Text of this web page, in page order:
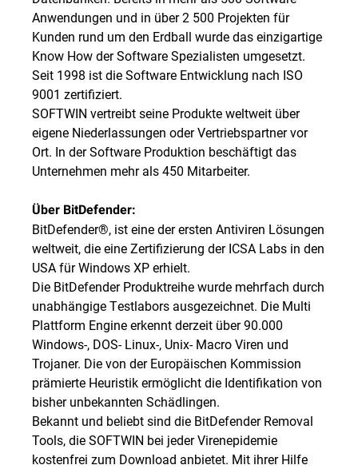
Anwendungen und in über 2 500 Projekten für
Kunden rund um den Erdball wurde das einzigartige
Know How der Software Spezialisten umgesetzt.
Seit 1998 ist die Software Entwicklung nach ISO
9001 zertifiziert.
SOFTWIN vertreibt seine Produkte weltweit über
eigene Niederlassungen oder Vertriebspartner vor
Ort. In der Software Produktion beschäftigt das
Unternehmen mehr als 450 Mitarbeiter.
Über BitDefender:
BitDefender®, ist eine der ersten Antiviren Lösungen
weltweit, die eine Zertifizierung der ICSA Labs in den
USA für Windows XP erhielt.
Die BitDefender Produktreihe wurde mehrfach durch
unabhängige Testlabors ausgezeichnet. Die Multi
Plattform Engine erkennt derzeit über 90.000
Windows-, DOS- Linux-, Unix- Macro Viren und
Trojaner. Die von der Europäischen Kommission
prämierte Heuristik ermöglicht die Identifikation von
bisher unbekannten Schädlingen.
Bekannt und beliebt sind die BitDefender Removal
Tools, die SOFTWIN bei jeder Virenepidemie
kostenfrei zum Download anbietet. Mit ihrer Hilfe